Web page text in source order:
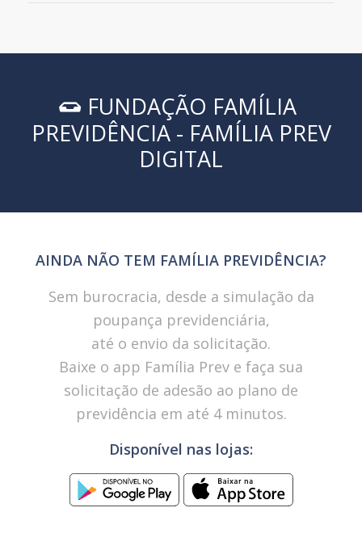
FUNDAÇÃO FAMÍLIA
PREVIDÊNCIA - FAMÍLIA PREV
DIGITAL
AINDA NÃO TEM FAMÍLIA PREVIDÊNCIA?
Sem burocracia, desde a simulação da
poupança previdenciária,
até o envio da solicitação.
Baixe o app Família Prev e faça sua
solicitação de adesão ao plano de
previdência em até 4 minutos.
Disponível nas lojas: